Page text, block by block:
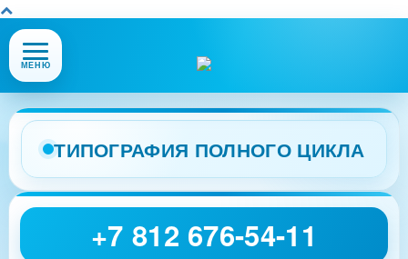
Открыть
или
меню
сайта
МЕНЮ
ТИПОГРАФИЯ ПОЛНОГО ЦИКЛА
+7 812 676-54-11